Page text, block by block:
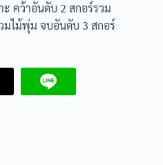
คว้าอันดับ 2 สกอร์รวม
มไม้พุ่ม จบอันดับ 3 สกอร์